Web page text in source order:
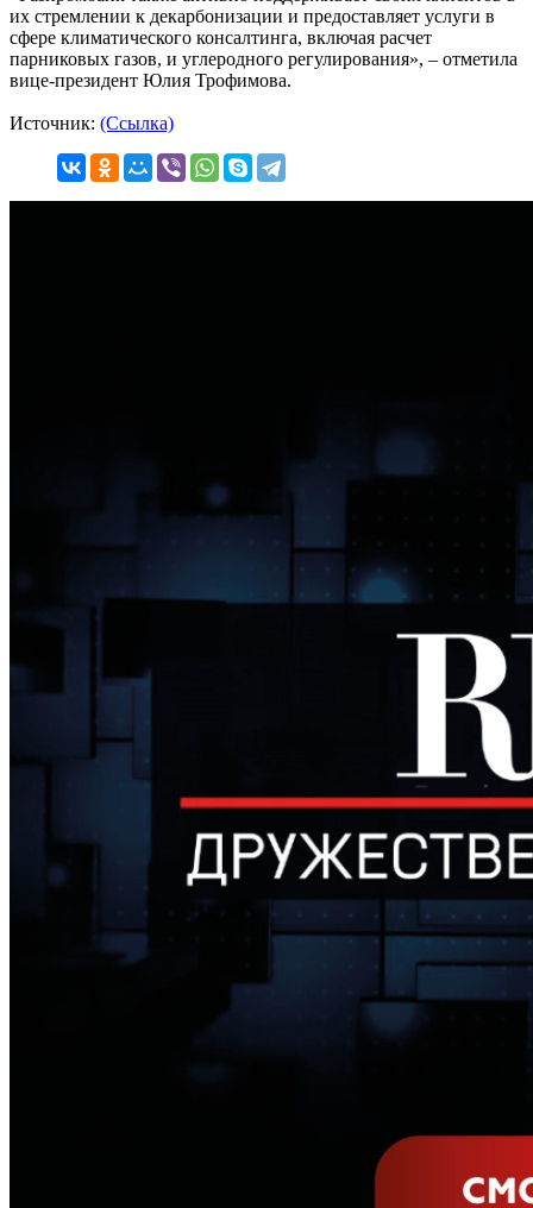
их стремлении к декарбонизации и предоставляет услуги в
сфере климатического консалтинга, включая расчет
парниковых газов, и углеродного регулирования», – отметила
вице-президент Юлия Трофимова.
Источник: (Ссылка)